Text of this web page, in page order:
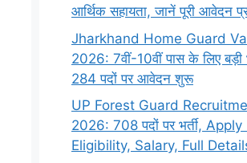
आर्थिक सहायता, जानें पूरी आवेदन
Jharkhand Home Guard
2026: 7वीं-10वीं पास के लिए बड़ी
284 पदों पर आवेदन शुरू
UP Forest Guard
2026: 708 पदों पर भर्ती,
Eligibility, Salary, Full